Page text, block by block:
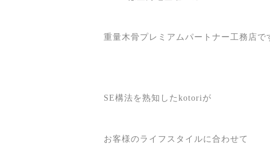
重量木骨プレミアムパートナー工務店で
SE構法を熟知したkotoriが
お客様のライフスタイルに合わせて